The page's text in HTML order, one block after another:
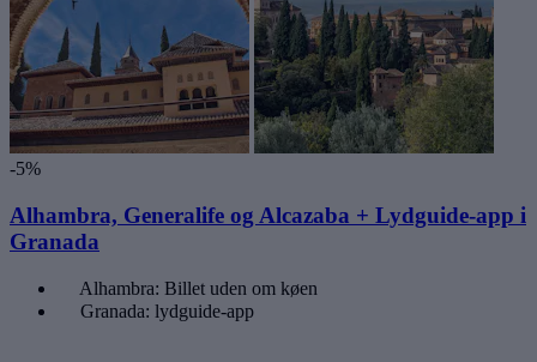
-5%
Alhambra, Generalife og Alcazaba + Lydguide-app i
Granada
Alhambra: Billet uden om køen
Granada: lydguide-app